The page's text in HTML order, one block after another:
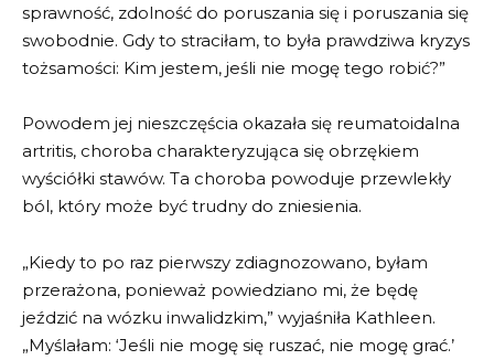
sprawność, zdolność do poruszania się i poruszania się
swobodnie. Gdy to straciłam, to była prawdziwa kryzys
tożsamości: Kim jestem, jeśli nie mogę tego robić?”
Powodem jej nieszczęścia okazała się reumatoidalna
artritis, choroba charakteryzująca się obrzękiem
wyściółki stawów. Ta choroba powoduje przewlekły
ból, który może być trudny do zniesienia.
„Kiedy to po raz pierwszy zdiagnozowano, byłam
przerażona, ponieważ powiedziano mi, że będę
jeździć na wózku inwalidzkim,” wyjaśniła Kathleen.
„Myślałam: ‘Jeśli nie mogę się ruszać, nie mogę grać.’